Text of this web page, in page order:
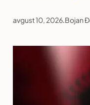
avgust 10, 2026.Bojan